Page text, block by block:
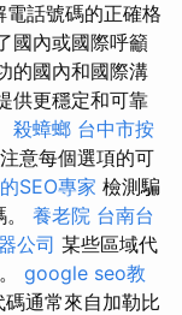
話號碼的正確格
國內或國際呼籲
的國內和國際溝
供更穩定和可靠
殺蟑螂 台中市按
意每個選項的可
SEO專家 檢測騙
養老院 台南台
公司 某些區域代
google seo教
碼通常來自加勒比